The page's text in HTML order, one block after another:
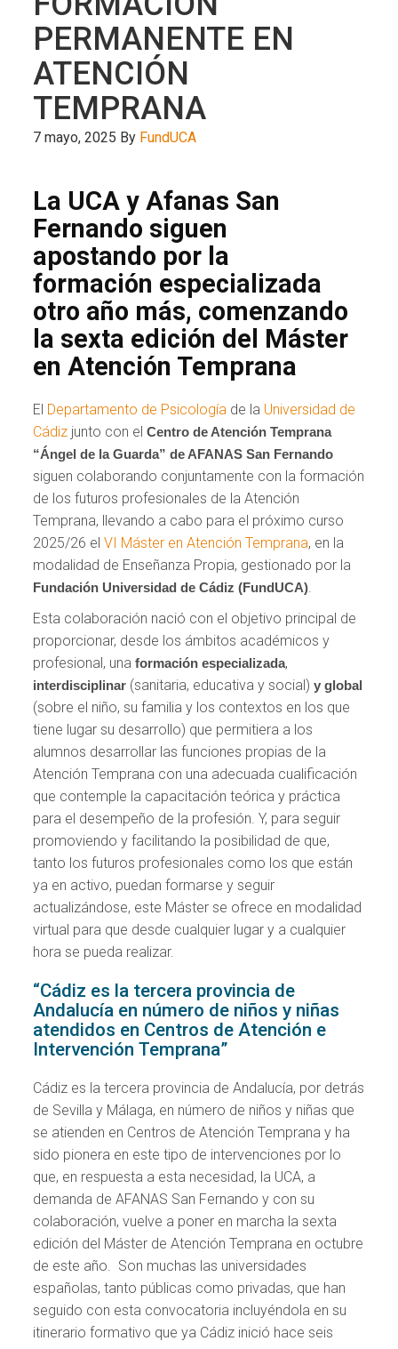
PERMANENTE EN
ATENCIÓN
TEMPRANA
7 mayo, 2025 By FundUCA
La UCA y Afanas San
Fernando siguen
apostando por la
formación especializada
otro año más, comenzando
la sexta edición del Máster
en Atención Temprana
El Departamento de Psicología de la Universidad de
Cádiz junto con elCentro de Atención Temprana
“Ángel de la Guarda” de AFANAS San Fernando
siguen colaborando conjuntamente con la formación
de los futuros profesionales de la Atención
Temprana, llevando a cabo para el próximo curso
2025/26 elVI Máster en Atención Temprana, en la
modalidad de Enseñanza Propia, gestionado por la
Fundación Universidad de Cádiz (FundUCA)
Esta colaboración nació con el objetivo principal de
proporcionar, desde los ámbitos académicos y
profesional, unaformación especializada,
interdisciplinar (sanitaria, educativa y social)y global
(sobre el niño, su familia y los contextos en los que
tiene lugar su desarrollo) que permitiera a los
alumnos desarrollar las funciones propias de la
Atención Temprana con una adecuada cualificación
que contemple la capacitación teórica y práctica
para el desempeño de la profesión. Y, para seguir
promoviendo y facilitando la posibilidad de que,
tanto los futuros profesionales como los que están
ya en activo, puedan formarse y seguir
actualizándose, este Máster se ofrece en modalidad
virtual para que desde cualquier lugar y a cualquier
hora se pueda realizar.
“Cádiz es la tercera provincia de
Andalucía en número de niños y niñas
atendidos en Centros de Atención e
Intervención Temprana”
Cádiz es la tercera provincia de Andalucía, por detrás
de Sevilla y Málaga, en número de niños y niñas que
se atienden en Centros de Atención Temprana y ha
sido pionera en este tipo de intervenciones por lo
que, en respuesta a esta necesidad, la UCA, a
demanda de AFANAS San Fernando y con su
colaboración, vuelve a poner en marcha la sexta
edición del Máster de Atención Temprana en octubre
de este año. Son muchas las universidades
españolas, tanto públicas como privadas, que han
seguido con esta convocatoria incluyéndola en su
itinerario formativo que ya Cádiz inició hace seis